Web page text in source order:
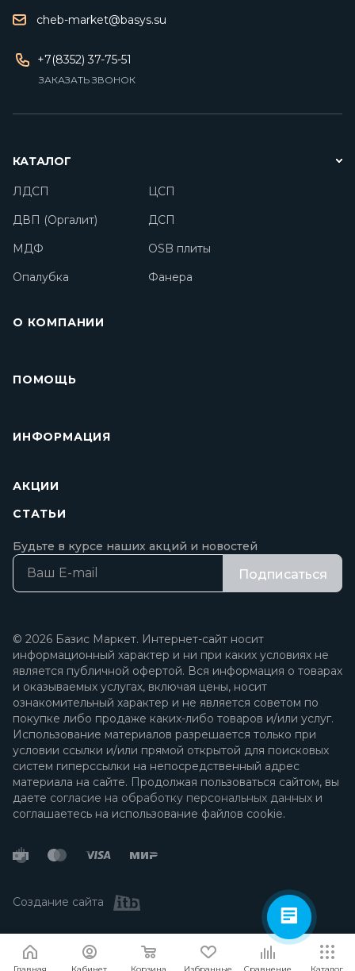
ЗАКАЗАТЬ ЗВОНОК
ДВП (Оргалит)
ДСП
МДФ
OSB плиты
Опалубка
Фанера
СТАТЬИ
Подписаться
информационный характер и ни при каких условиях не
является публичной офертой. Вся информация о товарах
и оказываемых услугах, включая цены, носит
ознакомительный характер и не является советом по
покупке либо продаже каких-либо товаров и/или услуг.
Использование материалов разрешается только при
условии ссылки и/или прямой открытой для поисковых
систем гиперссылки на непосредственный адрес
материала на сайте. Продолжая пользоваться сайтом, вы
даетесогласие на обработку персональных данныхи
соглашаетесь на использование файлов cookie.
Мы используем файлы cookie. Подробнее Я согласен